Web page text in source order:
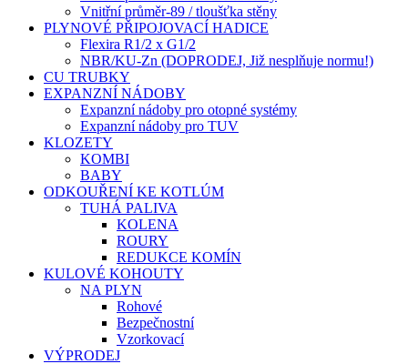
Vnitřní průměr-89 / tloušťka stěny
PLYNOVÉ PŘIPOJOVACÍ HADICE
Flexira R1/2 x G1/2
NBR/KU-Zn (DOPRODEJ, Již nesplňuje normu!)
CU TRUBKY
EXPANZNÍ NÁDOBY
Expanzní nádoby pro otopné systémy
Expanzní nádoby pro TUV
KLOZETY
KOMBI
BABY
ODKOUŘENÍ KE KOTLÚM
TUHÁ PALIVA
KOLENA
ROURY
REDUKCE KOMÍN
KULOVÉ KOHOUTY
NA PLYN
Rohové
Bezpečnostní
Vzorkovací
VÝPRODEJ